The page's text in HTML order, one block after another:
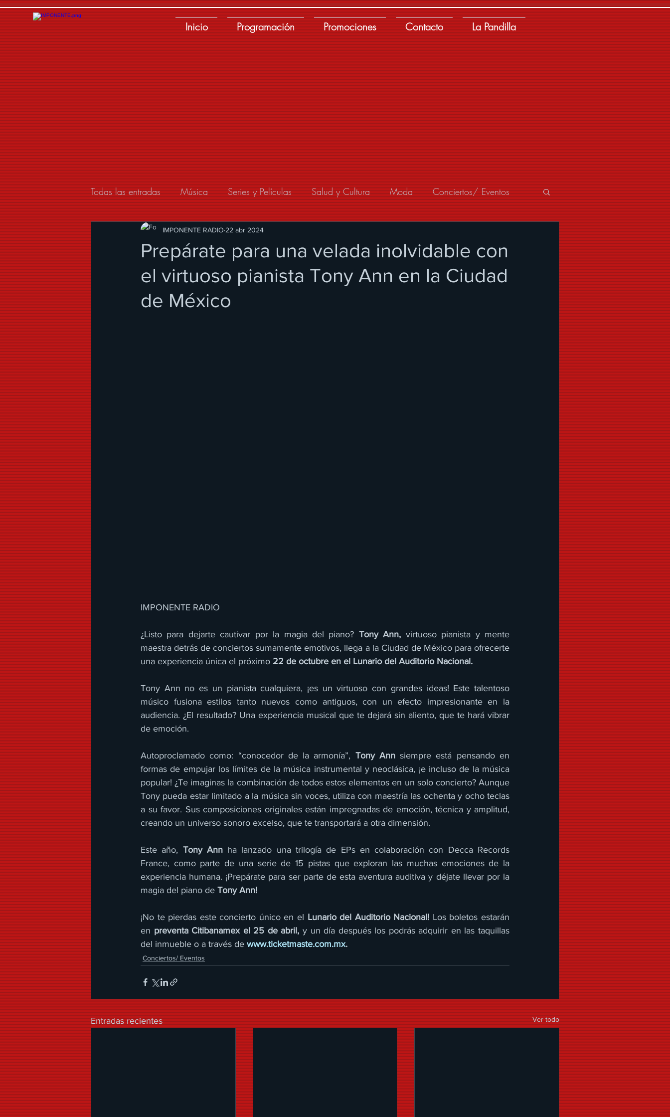
Inicio Programación Promociones Contacto La Pandilla
Todas las entradas Música Series y Películas Salud y Cultura Moda Conciertos/ Eventos
Modo de Vida
Prepárate para una velada inolvidable con
el virtuoso pianista Tony Ann en la Ciudad
de México
IMPONENTE RADIO 22 abr 2024
IMPONENTE RADIO
¿Listo para dejarte cautivar por la magia del piano? Tony Ann, virtuoso pianista y mente
maestra detrás de conciertos sumamente emotivos, llega a la Ciudad de México para ofrecerte
una experiencia única el próximo 22 de octubre en el Lunario del Auditorio Nacional.
Tony Ann no es un pianista cualquiera, ¡es un virtuoso con grandes ideas! Este talentoso
músico fusiona estilos tanto nuevos como antiguos, con un efecto impresionante en la
audiencia. ¿El resultado? Una experiencia musical que te dejará sin aliento, que te hará vibrar
de emoción.
Autoproclamado como: “conocedor de la armonía”, Tony Ann siempre está pensando en
formas de empujar los límites de la música instrumental y neoclásica, ¡e incluso de la música
popular! ¿Te imaginas la combinación de todos estos elementos en un solo concierto? Aunque
Tony pueda estar limitado a la música sin voces, utiliza con maestría las ochenta y ocho teclas
a su favor. Sus composiciones originales están impregnadas de emoción, técnica y amplitud,
creando un universo sonoro excelso, que te transportará a otra dimensión.
Este año, Tony Ann ha lanzado una trilogía de EPs en colaboración con Decca Records
France, como parte de una serie de 15 pistas que exploran las muchas emociones de la
experiencia humana. ¡Prepárate para ser parte de esta aventura auditiva y déjate llevar por la
magia del piano de Tony Ann!
¡No te pierdas este concierto único en el Lunario del Auditorio Nacional! Los boletos estarán
en preventa Citibanamex el 25 de abril, y un día después los podrás adquirir en las taquillas
del inmueble o a través de www.ticketmaste.com.mx.
Conciertos/ Eventos
Entradas recientes Ver todo